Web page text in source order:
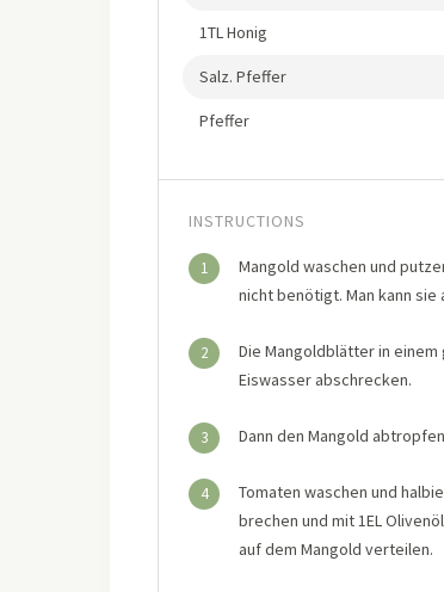
1TL Honig
Salz. Pfeffer
Pfeffer
INSTRUCTIONS
1
Mangold waschen und
nicht benötigt. Man kann
2
Die Mangoldblätter in
Eiswasser abschrecken.
3 Dann den Mangold
4
Tomaten waschen und
brechen und mit 1EL
auf dem Mangold verteilen.